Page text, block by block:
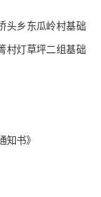
头乡东瓜岭村基础
村灯草坪二组基础
知书》